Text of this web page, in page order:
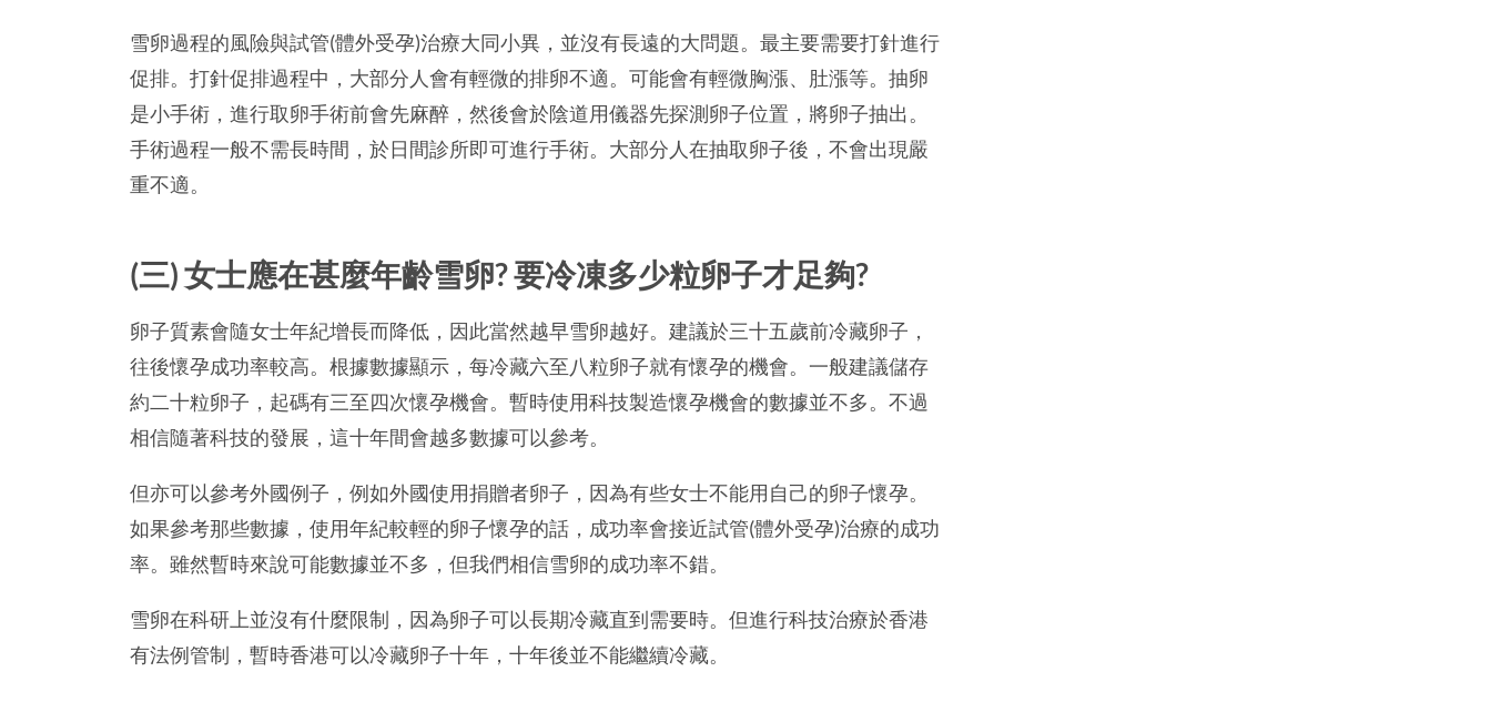
雪卵過程的風險與試管(體外受孕)治療大同小異，並沒有長遠的大問題。最主要需要打針進行
促排。打針促排過程中，大部分人會有輕微的排卵不適。可能會有輕微胸漲、肚漲等。抽卵
是小手術，進行取卵手術前會先麻醉，然後會於陰道用儀器先探測卵子位置，將卵子抽出。
手術過程一般不需長時間，於日間診所即可進行手術。大部分人在抽取卵子後，不會出現嚴
重不適。
(三) 女士應在甚麼年齡雪卵? 要冷凍多少粒卵子才足夠?
卵子質素會隨女士年紀增長而降低，因此當然越早雪卵越好。建議於三十五歲前冷藏卵子，
往後懷孕成功率較高。根據數據顯示，每冷藏六至八粒卵子就有懷孕的機會。一般建議儲存
約二十粒卵子，起碼有三至四次懷孕機會。暫時使用科技製造懷孕機會的數據並不多。不過
相信隨著科技的發展，這十年間會越多數據可以參考。
但亦可以參考外國例子，例如外國使用捐贈者卵子，因為有些女士不能用自己的卵子懷孕。
如果參考那些數據，使用年紀較輕的卵子懷孕的話，成功率會接近試管(體外受孕)治療的成功
率。雖然暫時來說可能數據並不多，但我們相信雪卵的成功率不錯。
雪卵在科研上並沒有什麼限制，因為卵子可以長期冷藏直到需要時。但進行科技治療於香港
有法例管制，暫時香港可以冷藏卵子十年，十年後並不能繼續冷藏。